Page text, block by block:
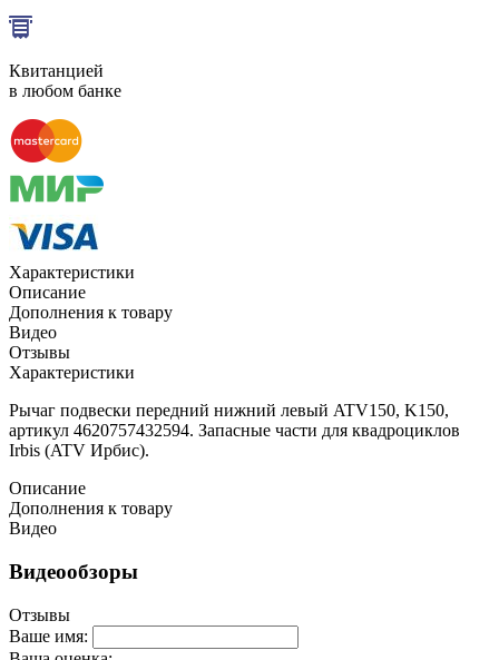
Квитанцией
в любом банке
Характеристики
Описание
Дополнения к товару
Видео
Отзывы
Характеристики
Рычаг подвески передний нижний левый ATV150, K150,
артикул 4620757432594. Запасные части для квадроциклов
Irbis (ATV Ирбис).
Описание
Дополнения к товару
Видео
Видеообзоры
Отзывы
Ваше имя: